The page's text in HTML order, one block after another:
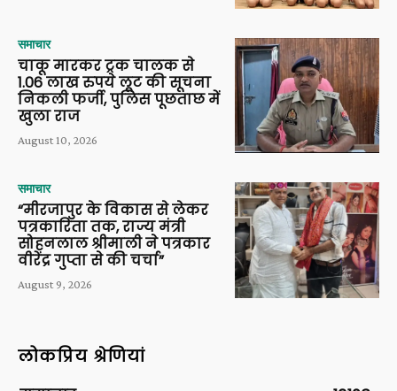
समाचार
चाकू मारकर ट्रक चालक से
1.06 लाख रुपये लूट की सूचना
निकली फर्जी, पुलिस पूछताछ में
खुला राज
August 10, 2026
समाचार
“मीरजापुर के विकास से लेकर
पत्रकारिता तक, राज्य मंत्री
सोहनलाल श्रीमाली ने पत्रकार
वीरेंद्र गुप्ता से की चर्चा”
August 9, 2026
लोकप्रिय श्रेणियां